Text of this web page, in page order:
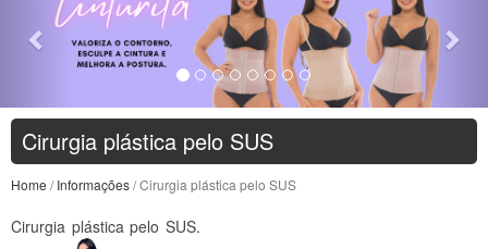
Cirurgia plástica pelo SUS
Home /Informações/ Cirurgia plástica pelo SUS
Cirurgia plástica pelo SUS.